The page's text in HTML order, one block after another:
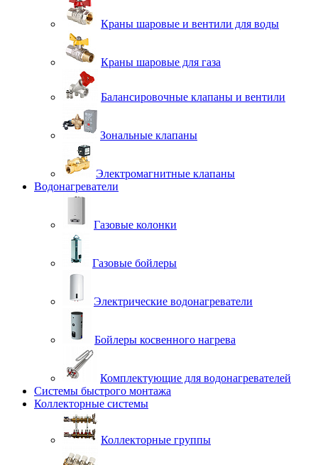
Краны шаровые и вентили для воды
Краны шаровые для газа
Балансировочные клапаны и вентили
Зональные клапаны
Электромагнитные клапаны
Водонагреватели
Газовые колонки
Газовые бойлеры
Электрические водонагреватели
Бойлеры косвенного нагрева
Комплектующие для водонагревателей
Системы быстрого монтажа
Коллекторные системы
Коллекторные группы